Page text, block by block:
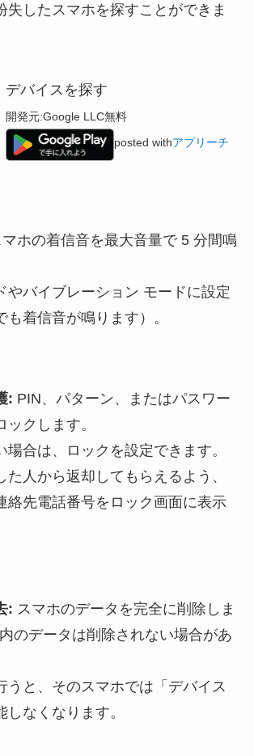
失したスマホを探すことができま
デバイスを探す
開発元:Google LLC無料
posted withアプリーチ
マホの着信音を最大音量で 5 分間鳴
やバイブレーション モードに設定
も着信音が鳴ります）。
: PIN、パターン、またはパスワー
ックします。
場合は、ロックを設定できます。
た人から返却してもらえるよう、
絡先電話番号をロック画面に表示
: スマホのデータを完全に削除しま
のデータは削除されない場合があ
うと、そのスマホでは「デバイス
しなくなります。